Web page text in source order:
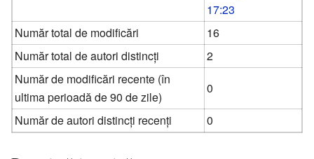
17:23
Număr total de modificări
16
Număr total de autori distincți
2
Număr de modificări recente (în
ultima perioadă de 90 de zile)
0
Număr de autori distincți recenți
0